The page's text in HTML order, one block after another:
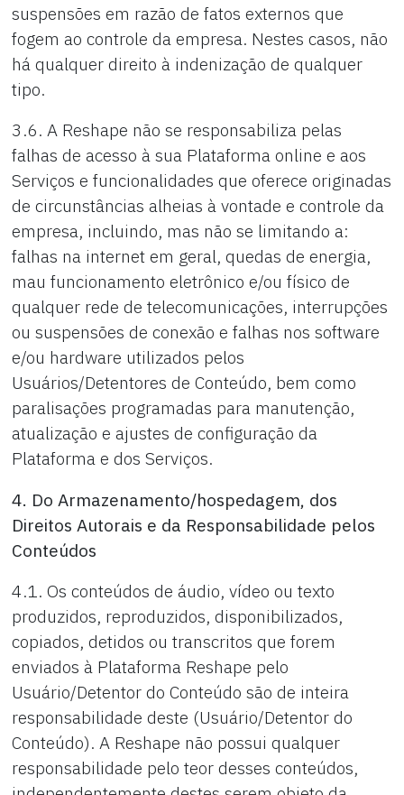
suspensões em razão de fatos externos que
fogem ao controle da empresa. Nestes casos, não
há qualquer direito à indenização de qualquer
tipo.
3.6. A Reshape não se responsabiliza pelas
falhas de acesso à sua Plataforma online e aos
Serviços e funcionalidades que oferece originadas
de circunstâncias alheias à vontade e controle da
empresa, incluindo, mas não se limitando a:
falhas na internet em geral, quedas de energia,
mau funcionamento eletrônico e/ou físico de
qualquer rede de telecomunicações, interrupções
ou suspensões de conexão e falhas nos software
e/ou hardware utilizados pelos
Usuários/Detentores de Conteúdo, bem como
paralisações programadas para manutenção,
atualização e ajustes de configuração da
Plataforma e dos Serviços.
4. Do Armazenamento/hospedagem, dos
Direitos Autorais e da Responsabilidade pelos
Conteúdos
4.1. Os conteúdos de áudio, vídeo ou texto
produzidos, reproduzidos, disponibilizados,
copiados, detidos ou transcritos que forem
enviados à Plataforma Reshape pelo
Usuário/Detentor do Conteúdo são de inteira
responsabilidade deste (Usuário/Detentor do
Conteúdo). A Reshape não possui qualquer
responsabilidade pelo teor desses conteúdos,